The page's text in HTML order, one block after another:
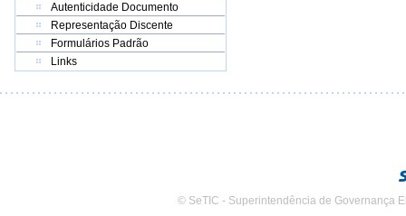
Autenticidade Documento
Representação Discente
Formulários Padrão
Links
© SeTIC - Superintendência de Governança